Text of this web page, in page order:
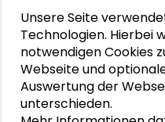
Demokratie
Im Oktober 2026 findet
Deutschen
Kooperation mit der
statt.Call bis 21. Juni
Unsere Seite
Technologien. Hierbei
notwendigen Cookies
Webseite und
Auswertung der
unterschieden.